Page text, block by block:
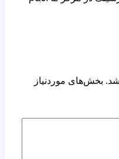
موردنیاز